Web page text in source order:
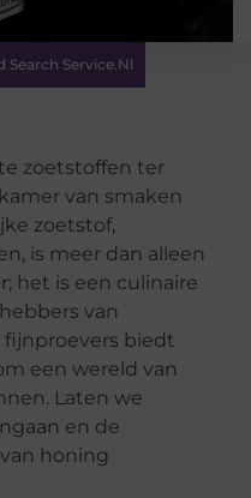
Search Service.nl
zoetstoffen ter
van smaken
zoetstof,
is meer dan alleen
het is een culinaire
van
biedt
een wereld van
Laten we
en de
honing